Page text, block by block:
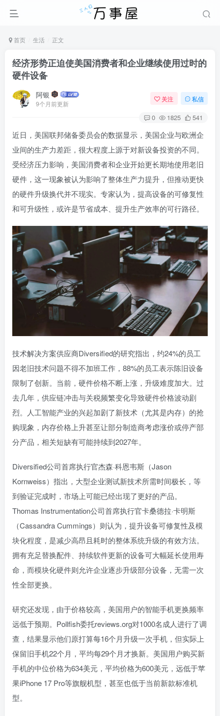
首页 生活 正文
经济形势正迫使美国消费者和企业继续使用过时的
硬件设备
阿银
9个月前更新
关注 私信
0 1825 541
近日，美国联邦储备委员会的数据显示，美国企业与欧洲企
业间的生产力差距，很大程度上源于对新设备投资的不同。
受经济压力影响，美国消费者和企业开始更长期地使用老旧
硬件，这一现象被认为影响了整体生产力提升，但推动更快
的硬件升级换代并不现实。专家认为，提高设备的可修复性
和可升级性，或许是节省成本、提升生产效率的可行路径。
技术解决方案供应商Diversified的研究指出，约24%的员工
因老旧技术问题不得不加班工作，88%的员工表示陈旧设备
限制了创新。当前，硬件价格不断上涨，升级难度加大。过
去几年，供应链冲击与关税频繁变化导致硬件价格波动剧
烈。人工智能产业的兴起加剧了新技术（尤其是内存）的抢
购现象，内存价格上升甚至让部分制造商考虑涨价或停产部
分产品，相关短缺有可能持续到2027年。
Diversified公司首席执行官杰森·科恩韦斯（Jason
Kornweiss）指出，大型企业测试新技术所需时间极长，等
到验证完成时，市场上可能已经出现了更好的产品。
Thomas Instrumentation公司首席执行官卡桑德拉·卡明斯
（Cassandra Cummings）则认为，提升设备可修复性及模
块化程度，是减少高昂且耗时的整体系统升级的有效方法。
拥有充足替换配件、持续软件更新的设备可大幅延长使用寿
命，而模块化硬件则允许企业逐步升级部分设备，无需一次
性全部更换。
研究还发现，由于价格较高，美国用户的智能手机更换频率
远低于预期。Pollfish委托reviews.org对1000名成人进行了调
查，结果显示他们原打算每16个月升级一次手机，但实际上
保留旧手机22个月，平均每29个月才换新。美国用户购买新
手机的中位价格为634美元，平均价格为600美元，远低于苹
果iPhone 17 Pro等旗舰机型，甚至也低于当前新款标准机
型。